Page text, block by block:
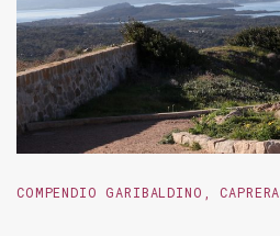
COMPENDIO GARIBALDINO, CAPRERA